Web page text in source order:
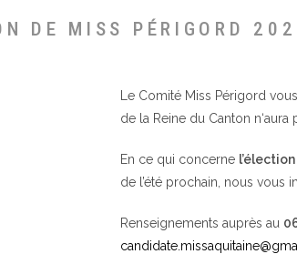
DE MISS PÉRIGORD
Le Comité Miss Périgord
de la Reine du Canton n‘aura
En ce qui concerne
de l’été prochain, nous vous
Renseignements auprès au